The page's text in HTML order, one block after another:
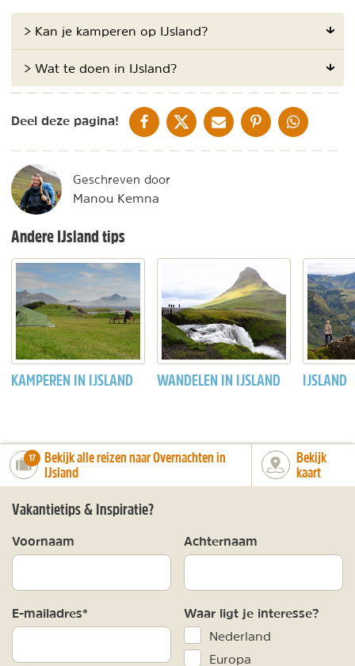
> Kan je kamperen op IJsland?
> Wat te doen in IJsland?
Deel deze pagina! DELEN OP FACEBOOK
DELEN OP XDELEN VIA DE MAIL
DELEN OP PINTEREST
DELEN OP
Geschreven door
Manou Kemna
Andere IJsland tips
KAMPEREN IN IJSLAND WANDELEN IN IJSLAND IJSLAND
number_of_trips:
17
Bekijk alle reizen naar Overnachten in
IJsland
Bekijk
kaart
Vakantietips & Inspiratie?
Voornaam Achternaam
E-mailadres* Waar ligt je interesse?
Nederland
Europa